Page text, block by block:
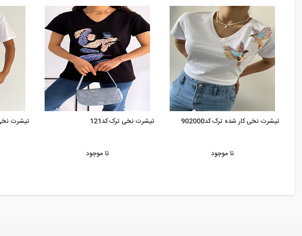
تیشرت نخی کار شده ترک کد902000
نا موجود
تیشرت نخی ترک کد121
نا موجود
تیشرت نخی